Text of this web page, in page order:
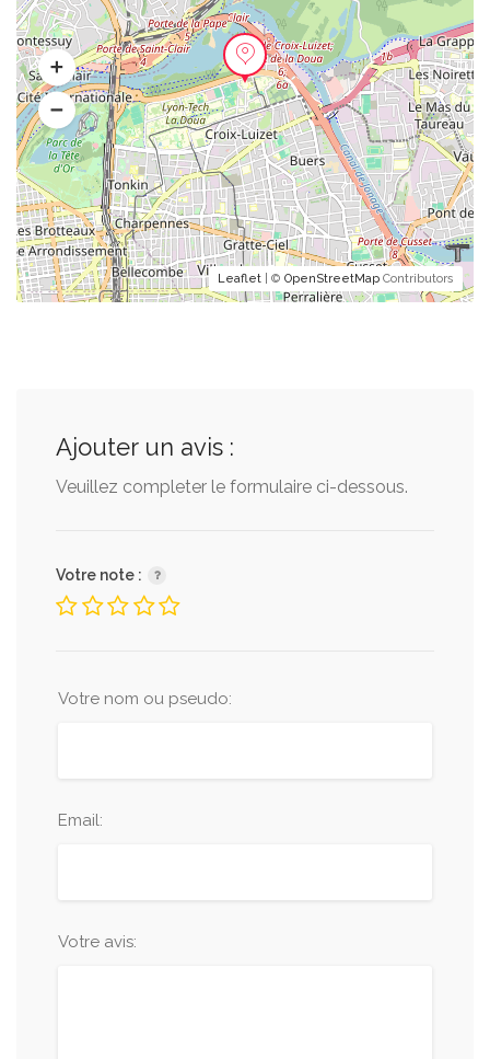
Leaflet | © OpenStreetMap Contributors
Ajouter un avis :
Veuillez completer le formulaire ci-dessous.
Votre note :
Votre nom ou pseudo:
Email:
Votre avis: